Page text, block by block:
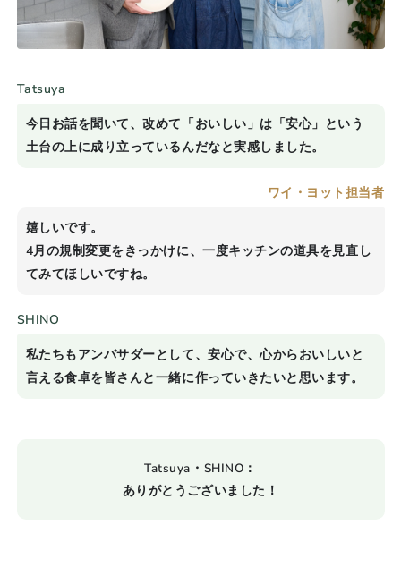
Tatsuya
今日お話を聞いて、改めて「おいしい」は「安心」という
土台の上に成り立っているんだなと実感しました。
ワイ・ヨット担当者
嬉しいです。
4月の規制変更をきっかけに、一度キッチンの道具を見直し
てみてほしいですね。
SHINO
私たちもアンバサダーとして、安心で、心からおいしいと
言える食卓を皆さんと一緒に作っていきたいと思います。
Tatsuya・SHINO ：
ありがとうございました！